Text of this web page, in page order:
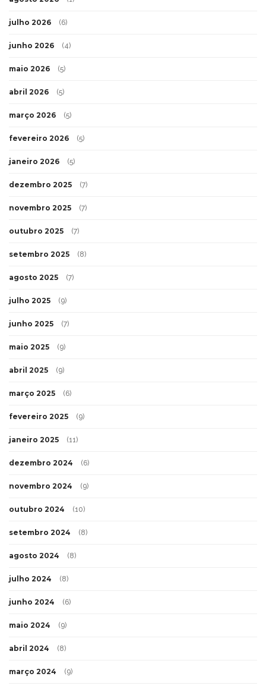
julho 2026 (6)
junho 2026 (4)
maio 2026 (5)
abril 2026 (5)
março 2026 (5)
fevereiro 2026 (5)
janeiro 2026 (5)
dezembro 2025 (7)
novembro 2025 (7)
outubro 2025 (7)
setembro 2025 (8)
agosto 2025 (7)
julho 2025 (9)
junho 2025 (7)
maio 2025 (9)
abril 2025 (9)
março 2025 (6)
fevereiro 2025 (9)
janeiro 2025 (11)
dezembro 2024 (6)
novembro 2024 (9)
outubro 2024 (10)
setembro 2024 (8)
agosto 2024 (8)
julho 2024 (8)
junho 2024 (6)
maio 2024 (9)
abril 2024 (8)
março 2024 (9)